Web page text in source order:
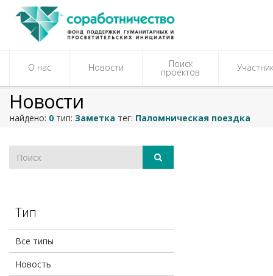
О нас Новости Поиск
проектов
Новости
найдено: 0 тип: Заметка тег: Паломническая поездка
Тип
Все типы
Новость